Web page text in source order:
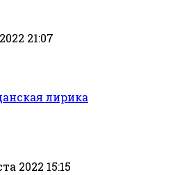
21:07
лирика
2022 15:15